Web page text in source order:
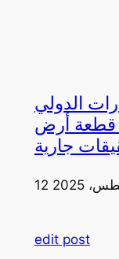
الدولي
قطعة أرض
جارية
2025
edit post